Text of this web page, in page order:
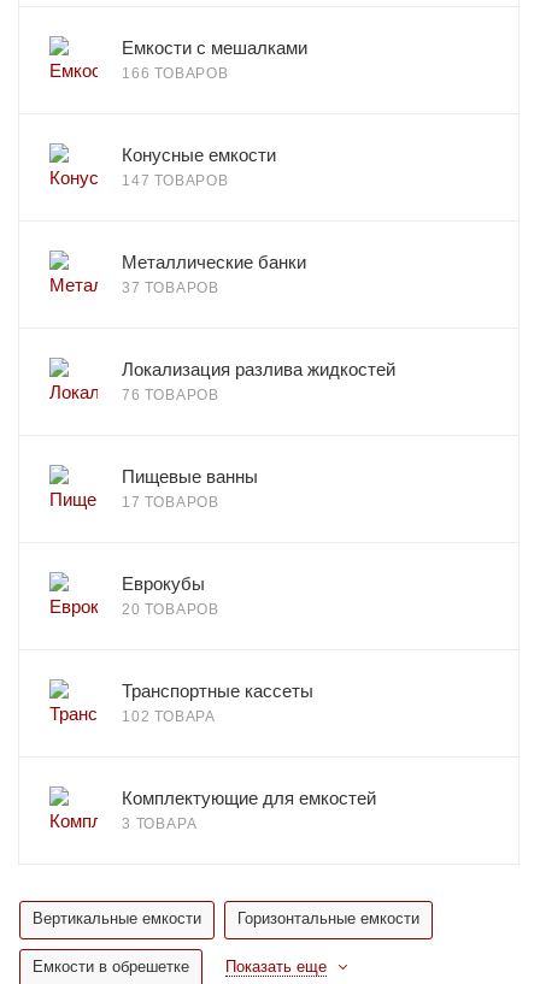
Емкости с мешалками
166 ТОВАРОВ
Конусные емкости
147 ТОВАРОВ
Металлические банки
37 ТОВАРОВ
Локализация разлива жидкостей
76 ТОВАРОВ
Пищевые ванны
17 ТОВАРОВ
Еврокубы
20 ТОВАРОВ
Транспортные кассеты
102 ТОВАРА
Комплектующие для емкостей
3 ТОВАРА
Вертикальные емкости Горизонтальные емкости
Емкости в обрешетке Показать еще